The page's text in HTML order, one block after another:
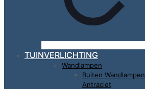
TUINVERLICHTING
Wandlampen
Buiten Wandlampen
Antraciet